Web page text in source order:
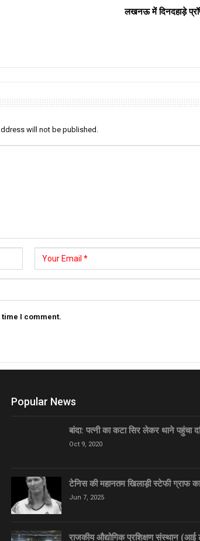
लखनऊ में दिनदहाड़े
will not be published.
I comment.
Popular News
बांदा: पत्नी का कटा सिर लेकर थाने पहुंचा
Oct 9, 2020
टेनिस की महानतम खिलाड़ी स्टेफी ग्राफ
Jun 7, 2025
राजकीय औद्योगिक प्रशिक्षण संस्थान